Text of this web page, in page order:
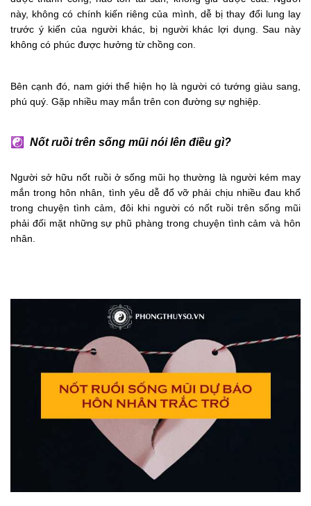
này, không có chính kiến riêng của mình, dễ bị thay đổi lung lay
trước ý kiến của người khác, bị người khác lợi dụng. Sau này
không có phúc được hưởng từ chồng con.
Bên cạnh đó, nam giới thể hiện họ là người có tướng giàu sang,
phú quý. Gặp nhiều may mắn trên con đường sự nghiệp.
☯ Nốt ruồi trên sống mũi nói lên điều gì?
Người sở hữu nốt ruồi ở sống mũi họ thường là người kém may
mắn trong hôn nhân, tình yêu dễ đổ vỡ phải chịu nhiều đau khổ
trong chuyện tình cảm, đôi khi người có nốt ruồi trên sống mũi
phải đối mặt những sự phũ phàng trong chuyện tình cảm và hôn
nhân.